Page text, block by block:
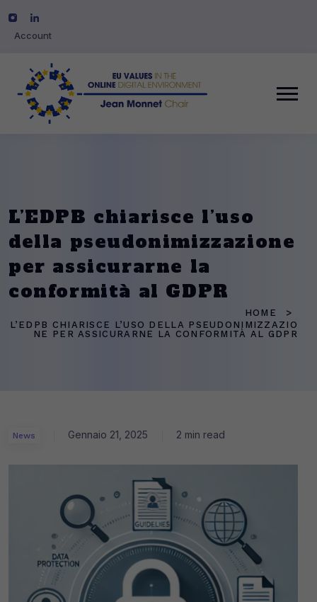
Account
L’EDPB chiarisce l’uso
della pseudonimizzazione
per assicurarne la
conformità al GDPR
HOME
L’EDPB CHIARISCE L’USO DELLA PSEUDONIMIZZAZIO
NE PER ASSICURARNE LA CONFORMITÀ AL GDPR
News Gennaio 21, 2025 2 min read